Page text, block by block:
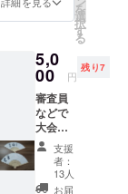
900㎜
×350㎜)
昨年大
会時の
もの
で、
色・デ
ザイン
は若干
変更さ
れます
のでご
を
選
択
す
る
5,0
00 円
残り7
審査員
などで
大会と
縁のあ
るプロ
落語家
のサイ
支援
者：
13人
お届